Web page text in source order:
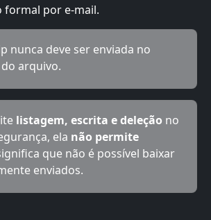
formal por e-mail.
nunca deve ser enviada no
arquivo.
listagem, escrita e deleção no
ela não permite
que não é possível baixar
enviados.